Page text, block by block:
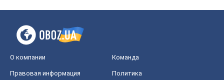
О компании Команда
Правовая информация
Политика